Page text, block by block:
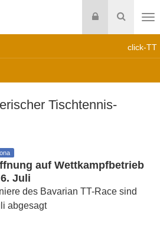
Suche
Login
click-TT
Tischtennis-
auf Wettkampfbetrieb
Juli
des Bavarian TT-Race sind
abgesagt